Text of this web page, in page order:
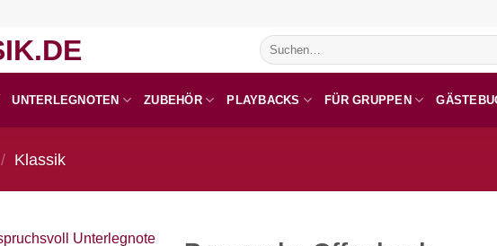
Suchen
nach:
UNTERLEGNOTEN ZUBEHÖR PLAYBACKS FÜR GRUPPEN
/ Klassik